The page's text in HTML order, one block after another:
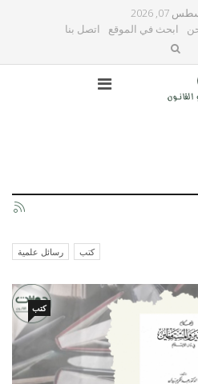
07, 2026
ابحث في الموقع اتصل بنا
رسائل علمية كتب
كتب